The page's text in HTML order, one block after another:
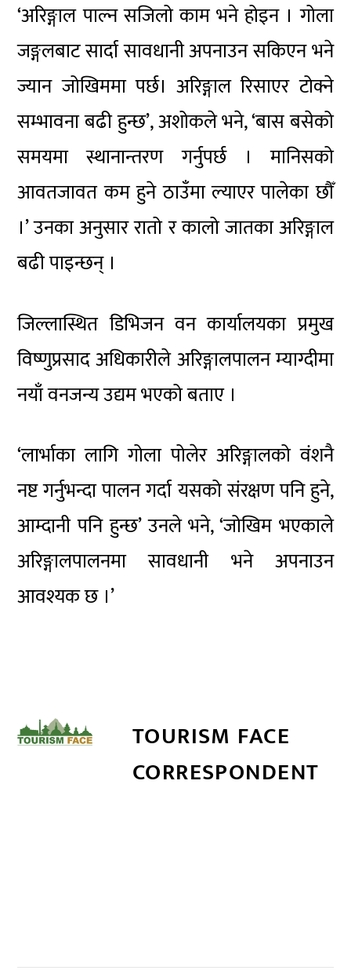
‘अरिङ्गाल पाल्न सजिलो काम भने होइन । गोला
जङ्गलबाट सार्दा सावधानी अपनाउन सकिएन भने
ज्यान जोखिममा पर्छ। अरिङ्गाल रिसाएर टोक्ने
सम्भावना बढी हुन्छ’, अशोकले भने, ‘बास बसेको
समयमा स्थानान्तरण गर्नुपर्छ । मानिसको
आवतजावत कम हुने ठाउँमा ल्याएर पालेका छौँ
।’ उनका अनुसार रातो र कालो जातका अरिङ्गाल
बढी पाइन्छन् ।
जिल्लास्थित डिभिजन वन कार्यालयका प्रमुख
विष्णुप्रसाद अधिकारीले अरिङ्गालपालन म्याग्दीमा
नयाँ वनजन्य उद्यम भएको बताए ।
‘लार्भाका लागि गोला पोलेर अरिङ्गालको वंशनै
नष्ट गर्नुभन्दा पालन गर्दा यसको संरक्षण पनि हुने,
आम्दानी पनि हुन्छ’ उनले भने, ‘जोखिम भएकाले
अरिङ्गालपालनमा सावधानी भने अपनाउन
आवश्यक छ ।’
TOURISM FACE
CORRESPONDENT